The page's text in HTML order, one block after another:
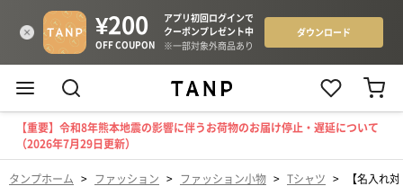
【重要】令和8年熊本地震の影響に伴うお荷物のお届け停止・遅延について
（2026年7月29日更新）
タンプホーム > ファッション > ファッション小物 > Tシャツ > 【名入れ